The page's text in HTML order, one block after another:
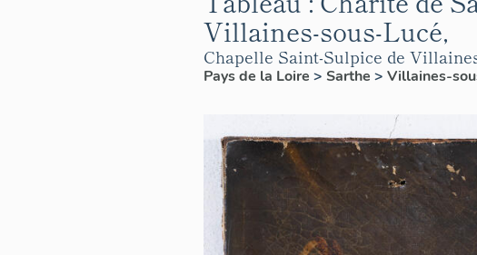
Villaines-sous-Lucé,
Chapelle Saint-Sulpice de
Pays de la Loire > Sarthe > Villaines-